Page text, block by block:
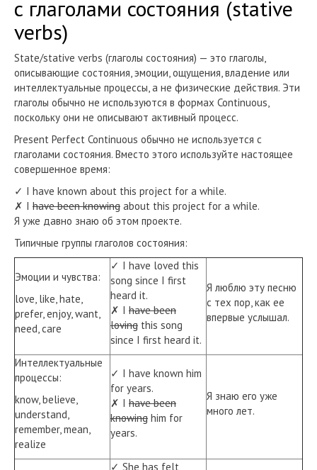
с глаголами состояния (stative
verbs)
State/stative verbs (глаголы состояния) — это глаголы,
описывающие состояния, эмоции, ощущения, владение или
интеллектуальные процессы, а не физические действия. Эти
глаголы обычно не используются в формах Continuous,
поскольку они не описывают активный процесс.
Present Perfect Continuous обычно не используется с
глаголами состояния. Вместо этого используйте настоящее
совершенное время:
✓ I have known about this project for a while.
✗ I have been knowing about this project for a while.
Я уже давно знаю об этом проекте.
Типичные группы глаголов состояния:
Эмоции и чувства:
love, like, hate,
prefer, enjoy, want,
need, care
✓ I have loved this
song since I first
heard it.
✗ I have been
loving this song
since I first heard it.
Я люблю эту песню
с тех пор, как ее
впервые услышал.
Интеллектуальные
процессы:
know, believe,
understand,
remember, mean,
realize
✓ I have known him
for years.
✗ I have been
knowing him for
years.
Я знаю его уже
много лет.
✓ She has felt